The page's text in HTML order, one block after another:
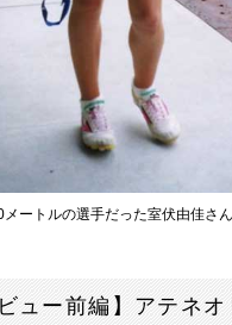
ートルの選手だった室伏由佳さん
ュー前編】アテネ